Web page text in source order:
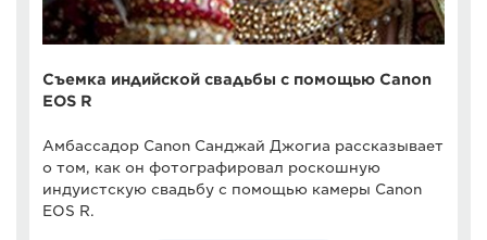
Съемка индийской свадьбы с помощью Canon
EOS R
Амбассадор Canon Санджай Джогиа рассказывает
о том, как он фотографировал роскошную
индуистскую свадьбу с помощью камеры Canon
EOS R.